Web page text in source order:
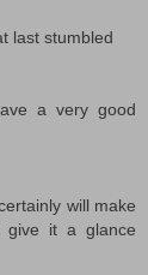
last stumbled
a very good
will make
give it a glance